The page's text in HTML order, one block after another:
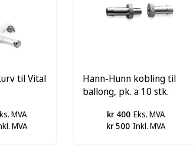
til Vital
MVA
MVA
Hann-Hunn kobling til
ballong, pk. a 10 stk.
kr 400 Eks. MVA
kr 500 Inkl. MVA